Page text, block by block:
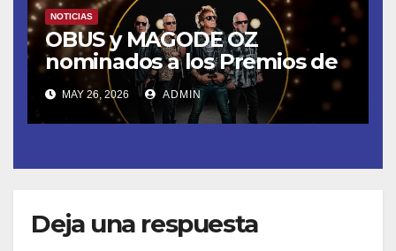
NOTICIAS
OBUS y MAGODE OZ
nominados a los Premios de
la Academia de la Música de
España- Esta noche en La 2
MAY 26, 2026 ADMIN
Deja una respuesta